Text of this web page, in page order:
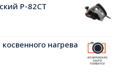
Р-82СТ
нагрева